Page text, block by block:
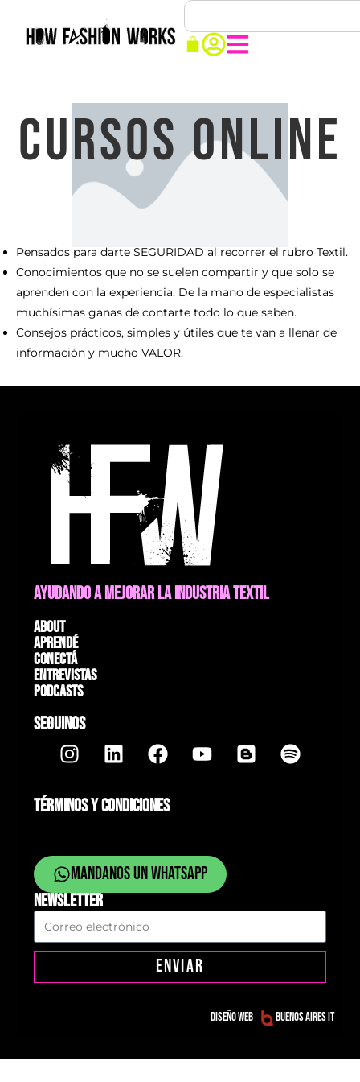
CURSOS ONLINE
Pensados para darte SEGURIDAD al recorrer el rubro Textil.
Conocimientos que no se suelen compartir y que solo se
aprenden con la experiencia. De la mano de especialistas
muchísimas ganas de contarte todo lo que saben.
Consejos prácticos, simples y útiles que te van a llenar de
información y mucho VALOR.
AYUDANDO A MEJORAR LA INDUSTRIA TEXTIL
About
Aprendé
Conectá
Entrevistas
Podcasts
SEGUINOS
TÉRMINOS Y CONDICIONES
Mandanos un whatsapp
NEWSLETTER
ENVIAR
Diseño web Buenos Aires IT